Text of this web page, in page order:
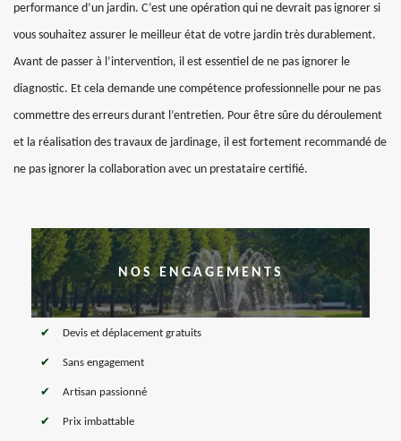
performance d’un jardin. C’est une opération qui ne devrait pas ignorer si
vous souhaitez assurer le meilleur état de votre jardin très durablement.
Avant de passer à l’intervention, il est essentiel de ne pas ignorer le
diagnostic. Et cela demande une compétence professionnelle pour ne pas
commettre des erreurs durant l’entretien. Pour être sûre du déroulement
et la réalisation des travaux de jardinage, il est fortement recommandé de
ne pas ignorer la collaboration avec un prestataire certifié.
NOS ENGAGEMENTS
Devis et déplacement gratuits
Sans engagement
Artisan passionné
Prix imbattable